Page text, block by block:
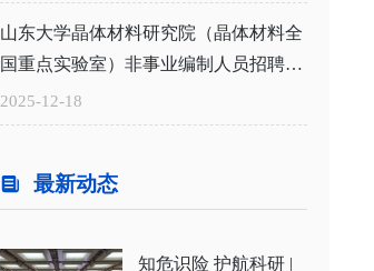
山东大学晶体材料研究院（晶体材料全
国重点实验室）非事业编制人员招聘公
告
2025-12-18
最新动态
知危识险 护航科研 |